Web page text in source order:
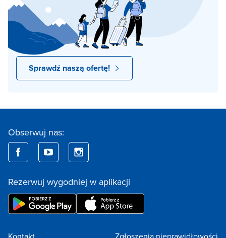
Sprawdź naszą ofertę!
Obserwuj nas:
Rezerwuj wygodniej w aplikacji